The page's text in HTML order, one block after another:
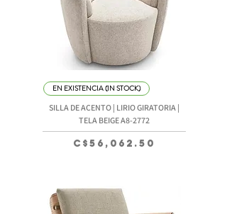
EN EXISTENCIA (IN STOCK)
SILLA DE ACENTO | LIRIO GIRATORIA |
TELA BEIGE A8-2772
Precio
C$56,062.50